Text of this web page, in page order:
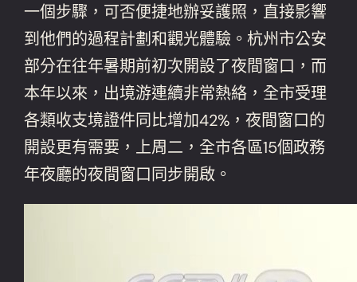
一個步驟，可否便捷地辦妥護照，直接影響
到他們的過程計劃和觀光體驗。杭州市公安
部分在往年暑期前初次開設了夜間窗口，而
本年以來，出境游連續非常熱絡，全市受理
各類收支境證件同比增加42%，夜間窗口的
開設更有需要，上周二，全市各區15個政務
年夜廳的夜間窗口同步開啟。